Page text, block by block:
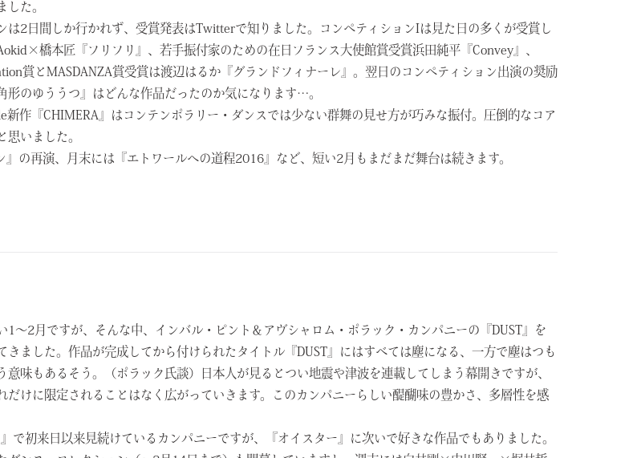
した。
は2日間しか行かれず、受賞発表はTwitterで知りました。コンペティションIは見た日の多くが受賞し
橋本匠『フリフリ』、若手振付家のための在日フランス大使館賞受賞浜田純平『Convey』、
賞とMASDANZA賞受賞は渡辺はるか『グランドフィナーレ』。翌日のコンペティション出演の奨励
形のゆううつ』はどんな作品だったのか気になります…。
新作『CHIMERA』はコンテンポラリー・ダンスでは少ない群舞の見せ方が巧みな振付。圧倒的なコア
思いました。
の再演、
月末には『エトワールへの道程2016』など、短い2月もまだまだ舞台は続きます。
1～2月ですが、そんな中、インバル・ ピント＆アヴシャロム・ポラック・カンパニーの『DUST』
を
きました。作品が完成してから付けられたタイトル『DUST』にはすべては塵になる、 一方で塵はつも
味もあるそう。（ポラック氏談）
日本人が見るとつい地震や津波を連載してしまう幕開きですが、
だけに限定されることはなく広がっていきます。このカンパニーらしい醍醐味の豊かさ、 多層性を感
で初来日以来見続けているカンパニーですが、『オイスター』に次いで好きな作品でもありました。